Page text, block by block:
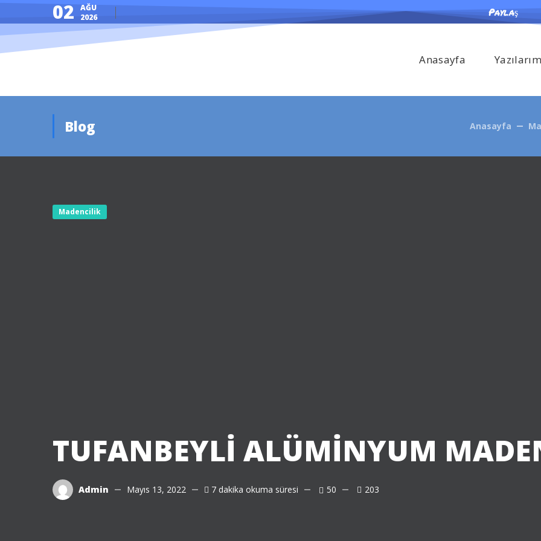
02 AĞU
2026
Paylaş
Anasayfa Yazılarım
Blog Anasayfa
Madencilik
TUFANBEYLİ ALÜMİNYUM
Admin Mayıs 13, 2022 7 dakika okuma süresi 50 203